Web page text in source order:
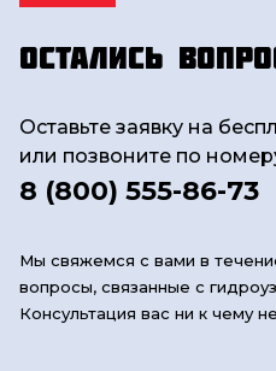
Остались
Оставьте заявку на
или позвоните по
8 (800) 555-86-73
Мы свяжемся с вами в
вопросы, связанные с
Консультация вас ни к чему